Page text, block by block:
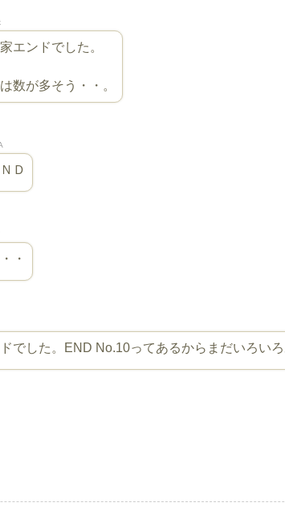
エンドでした。
数が多そう・・。
Ｄ
・
でした。END No.10ってあるからまだいろい